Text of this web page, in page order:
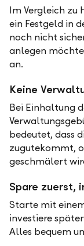
Im Vergleich
ein Festgeld in
noch nicht
anlegen
an.
Keine
Bei Einhaltung
bedeutet, dass
zugutekommt,
geschmälert
Spare zuerst,
Starte mit
investiere
Alles bequem